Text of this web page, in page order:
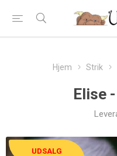
Hjem Strik
Elise
UDSALG